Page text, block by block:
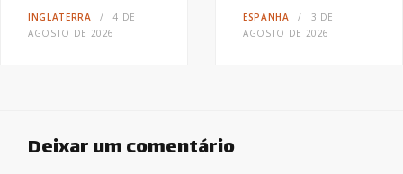
INGLATERRA
4 DE
AGOSTO DE 2026
ESPANHA
3 DE
AGOSTO DE 2026
Deixar um comentário